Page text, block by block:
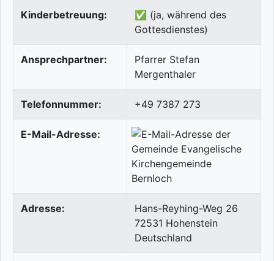
Kinderbetreuung:
✅ (ja, während des
Gottesdienstes)
Ansprechpartner:
Pfarrer Stefan
Mergenthaler
Telefonnummer: +49 7387 273
E-Mail-Adresse:
Adresse:
Hans-Reyhing-Weg 26
72531 Hohenstein
Deutschland